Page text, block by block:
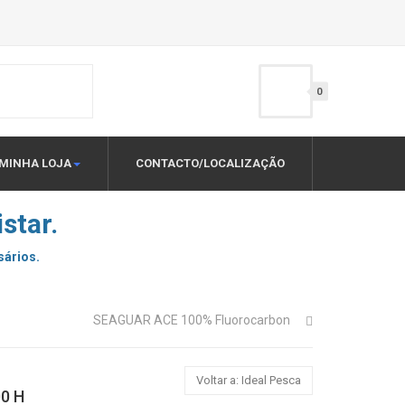
0
LOJA CONTACTO/LOCALIZAÇÃO
SEAGUAR ACE 100% Fluorocarbon
Voltar a: Ideal Pesca
H